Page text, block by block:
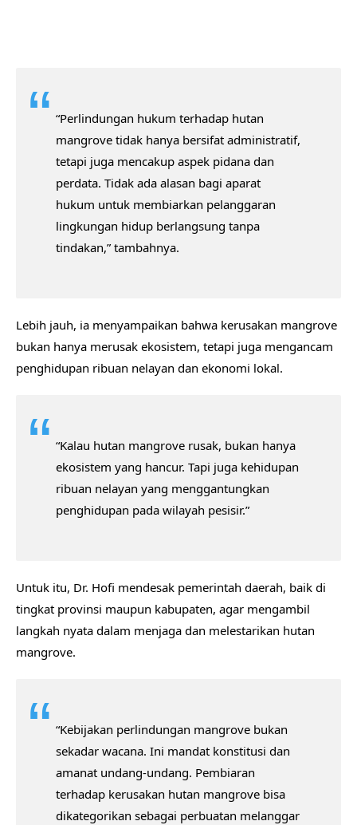
“Perlindungan hukum terhadap hutan
mangrove tidak hanya bersifat administratif,
tetapi juga mencakup aspek pidana dan
perdata. Tidak ada alasan bagi aparat
hukum untuk membiarkan pelanggaran
lingkungan hidup berlangsung tanpa
tindakan,” tambahnya.
Lebih jauh, ia menyampaikan bahwa kerusakan mangrove
bukan hanya merusak ekosistem, tetapi juga mengancam
penghidupan ribuan nelayan dan ekonomi lokal.
“Kalau hutan mangrove rusak, bukan hanya
ekosistem yang hancur. Tapi juga kehidupan
ribuan nelayan yang menggantungkan
penghidupan pada wilayah pesisir.”
Untuk itu, Dr. Hofi mendesak pemerintah daerah, baik di
tingkat provinsi maupun kabupaten, agar mengambil
langkah nyata dalam menjaga dan melestarikan hutan
mangrove.
“Kebijakan perlindungan mangrove bukan
sekadar wacana. Ini mandat konstitusi dan
amanat undang-undang. Pembiaran
terhadap kerusakan hutan mangrove bisa
dikategorikan sebagai perbuatan melanggar